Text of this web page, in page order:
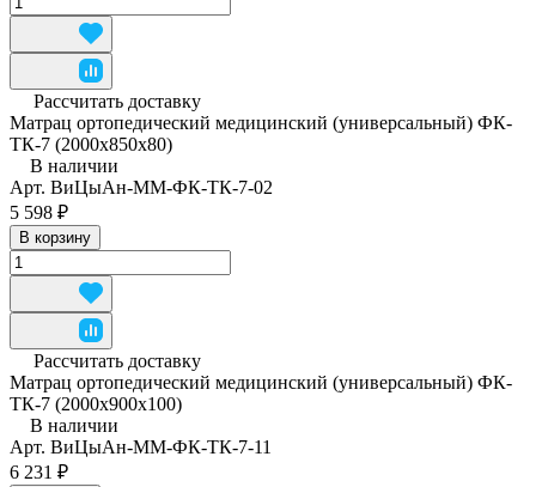
Рассчитать доставку
Матрац ортопедический медицинский (универсальный) ФК-
ТК-7 (2000x850x80)
В наличии
Арт. ВиЦыАн-ММ-ФК-ТК-7-02
5 598 ₽
В корзину
Рассчитать доставку
Матрац ортопедический медицинский (универсальный) ФК-
ТК-7 (2000x900x100)
В наличии
Арт. ВиЦыАн-ММ-ФК-ТК-7-11
6 231 ₽